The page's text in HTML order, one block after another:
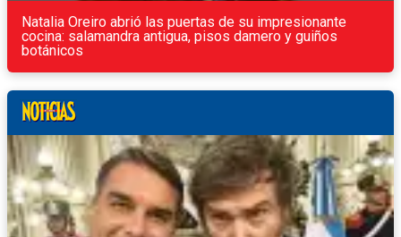
Natalia Oreiro abrió las puertas de su impresionante
cocina: salamandra antigua, pisos damero y guiños
botánicos